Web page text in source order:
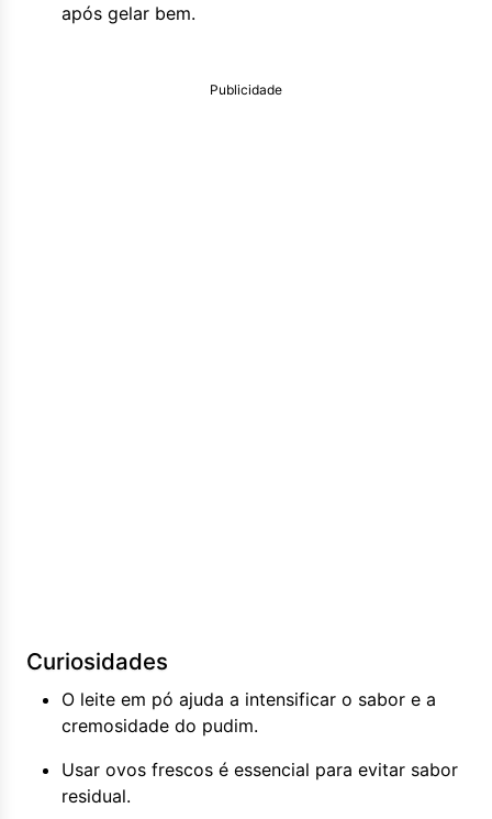
após gelar bem.
Publicidade
Curiosidades
O leite em pó ajuda a intensificar o sabor e a
cremosidade do pudim.
Usar ovos frescos é essencial para evitar sabor
residual.